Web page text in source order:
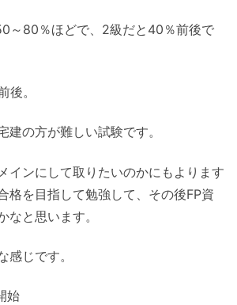
～80％ほどで、2級だと40％前後で
後。
建の方が難しい試験です。
インにして取りたいのかにもよります
格を目指して勉強して、その後FP資
なと思います。
感じです。
始